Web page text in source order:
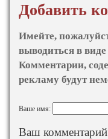
Добавить
Имейте,
выводиться в
Комментарии,
рекламу будут
Ваше имя:
Ваш